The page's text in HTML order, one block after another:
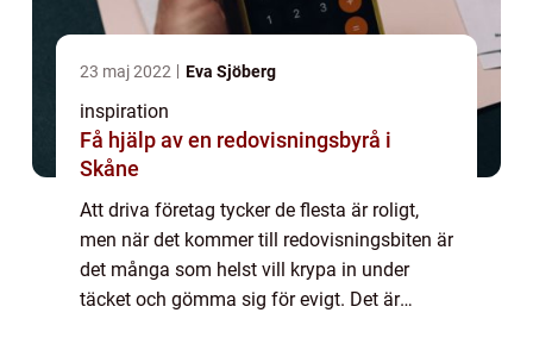
23 maj 2022 Eva Sjöberg
inspiration
Få hjälp av en redovisningsbyrå i
Skåne
Att driva företag tycker de flesta är roligt,
men när det kommer till redovisningsbiten är
det många som helst vill krypa in under
täcket och gömma sig för evigt. Det är